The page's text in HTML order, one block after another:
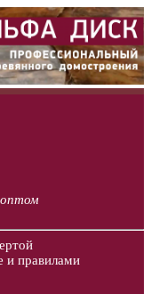
и правилами